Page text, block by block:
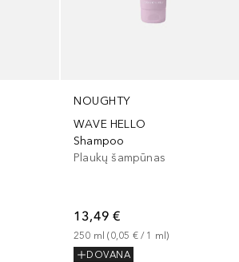
NOUGHTY
WAVE HELLO
Shampoo
Plaukų šampūnas
13,49 €
250 ml (0,05 € / 1 ml)
DOVANA